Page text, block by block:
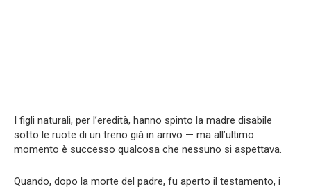
I figli naturali, per l’eredità, hanno spinto la madre disabile
sotto le ruote di un treno già in arrivo — ma all’ultimo
momento è successo qualcosa che nessuno si aspettava.
Quando, dopo la morte del padre, fu aperto il testamento, i